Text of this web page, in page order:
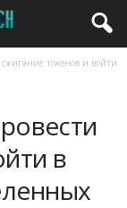
токенов и войти
в